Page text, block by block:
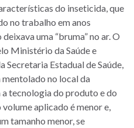
do inseticida, que
no trabalho em anos
uma “bruma” no ar. O
Ministério da Saúde e
Estadual de Saúde,
mentolado no local da
tecnologia do produto e do
aplicado é menor e,
tamanho menor, se